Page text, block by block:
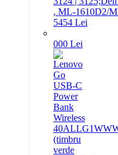
, ML-1610D2/
5454 Lei
000 Lei